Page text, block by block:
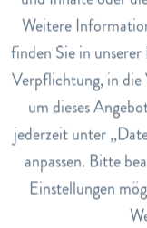
Bewertungen 0
Bewertungen
Ähnliche Artikel
Service
Weitere
finden Sie in
Verpflichtung, in die
um dieses
jederzeit unter
anpassen. Bitte
Einstellungen